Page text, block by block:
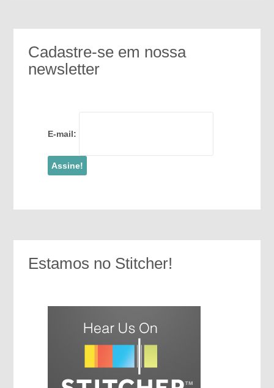
Cadastre-se em nossa
newsletter
E-mail:
Estamos no Stitcher!